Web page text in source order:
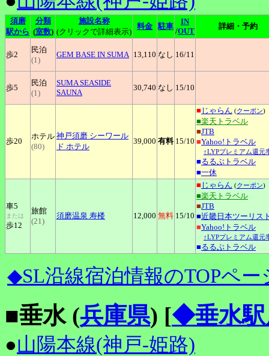
須磨
駅から
分類
(室数)
施設名称
(クリックで詳細表示)
料金 駐車
IN
/OUT
詳細・予約
歩2
民泊
(1)
GEM BASE IN SUMA 13,110 なし 16/11
歩5
民泊
(1)
SUMASEASIDE
SAUNA
30,740 なし 15/10
歩20
ホテル
(80)
神戸須磨 シーワール
ド ホテル
39,000 有料 15/10
■ じゃらん (クーポン)
■楽天トラベル
■JTB
■Yahoo!トラベル
↑LYPプレミアム還元
■るるぶトラベル
■一休
車5
または
歩12
旅館
(21)
須磨温泉 寿楼 12,000 無料 15/10
■ じゃらん (クーポン)
■楽天トラベル
■JTB
■近畿日本ツーリス
■Yahoo!トラベル
↑LYPプレミアム還元
■るるぶトラベル
◆SL沿線宿泊情報のTOPペー
■垂水 (兵庫県) [◆垂水駅
●山陽本線(神戸-姫路)